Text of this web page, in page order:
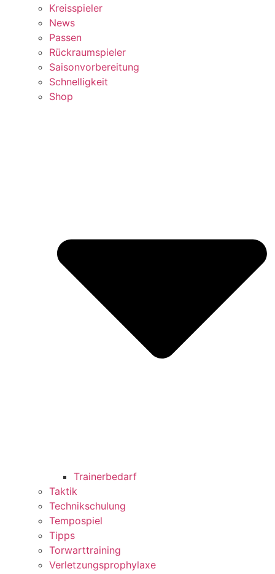
Kreisspieler
News
Passen
Rückraumspieler
Saisonvorbereitung
Schnelligkeit
Shop
Trainerbedarf
Taktik
Technikschulung
Tempospiel
Tipps
Torwarttraining
Verletzungsprophylaxe